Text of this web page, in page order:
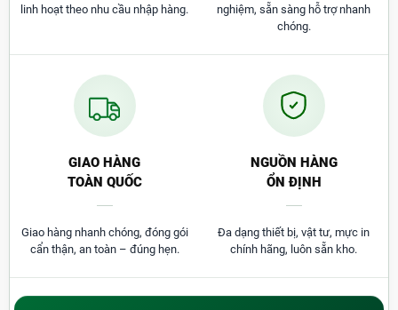
Máy Đóng Lò Xo Bosser CB-570 Giá Bao
Nhiêu?
linh hoạt theo nhu cầu nhập hàng.
nghiệm, sẵn sàng hỗ trợ nhanh
chóng.
GIAO HÀNG
TOÀN QUỐC
Giao hàng nhanh chóng, đóng gói
cẩn thận, an toàn – đúng hẹn.
NGUỒN HÀNG
ỔN ĐỊNH
Đa dạng thiết bị, vật tư, mực in
chính hãng, luôn sẵn kho.